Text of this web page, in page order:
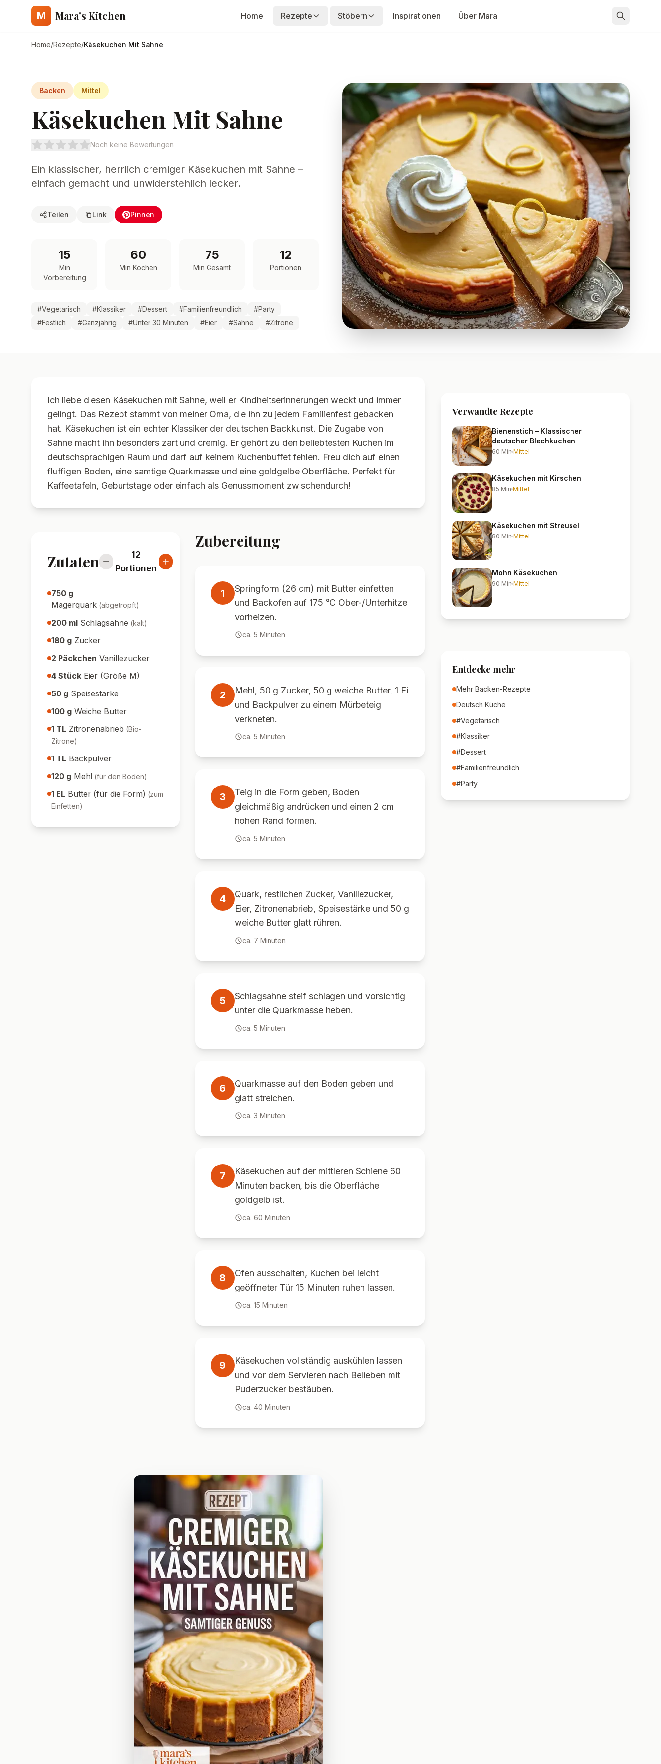
M Mara's Kitchen Home Rezepte Stöbern Inspirationen Über Mara
Home/Rezepte/Käsekuchen Mit Sahne
Backen Mittel
Käsekuchen Mit Sahne
Noch keine Bewertungen
Ein klassischer, herrlich cremiger Käsekuchen mit Sahne –
einfach gemacht und unwiderstehlich lecker.
Teilen Link Pinnen
15
Min
Vorbereitung
60
Min Kochen
75
Min Gesamt
12
Portionen
#Vegetarisch #Klassiker #Dessert #Familienfreundlich #Party
#Festlich #Ganzjährig #Unter 30 Minuten #Eier #Sahne #Zitrone
Ich liebe diesen Käsekuchen mit Sahne, weil er Kindheitserinnerungen weckt und immer
gelingt. Das Rezept stammt von meiner Oma, die ihn zu jedem Familienfest gebacken
hat. Käsekuchen ist ein echter Klassiker der deutschen Backkunst. Die Zugabe von
Sahne macht ihn besonders zart und cremig. Er gehört zu den beliebtesten Kuchen im
deutschsprachigen Raum und darf auf keinem Kuchenbuffet fehlen. Freu dich auf einen
fluffigen Boden, eine samtige Quarkmasse und eine goldgelbe Oberfläche. Perfekt für
Kaffeetafeln, Geburtstage oder einfach als Genussmoment zwischendurch!
Zutaten
12
Portionen
750 g
Magerquark (abgetropft)
200 ml Schlagsahne (kalt)
180 g Zucker
2 Päckchen Vanillezucker
4 Stück Eier (Größe M)
50 g Speisestärke
100 g Weiche Butter
1 TL Zitronenabrieb (Bio-
Zitrone)
1 TL Backpulver
120 g Mehl (für den Boden)
1 EL Butter (für die Form) (zum
Einfetten)
Zubereitung
1
Springform (26 cm) mit Butter einfetten
und Backofen auf 175 °C Ober-/Unterhitze
vorheizen.
ca. 5 Minuten
2
Mehl, 50 g Zucker, 50 g weiche Butter, 1 Ei
und Backpulver zu einem Mürbeteig
verkneten.
ca. 5 Minuten
3
Teig in die Form geben, Boden
gleichmäßig andrücken und einen 2 cm
hohen Rand formen.
ca. 5 Minuten
4
Quark, restlichen Zucker, Vanillezucker,
Eier, Zitronenabrieb, Speisestärke und 50 g
weiche Butter glatt rühren.
ca. 7 Minuten
5
Schlagsahne steif schlagen und vorsichtig
unter die Quarkmasse heben.
ca. 5 Minuten
6
Quarkmasse auf den Boden geben und
glatt streichen.
ca. 3 Minuten
7
Käsekuchen auf der mittleren Schiene 60
Minuten backen, bis die Oberfläche
goldgelb ist.
ca. 60 Minuten
8
Ofen ausschalten, Kuchen bei leicht
geöffneter Tür 15 Minuten ruhen lassen.
ca. 15 Minuten
9
Käsekuchen vollständig auskühlen lassen
und vor dem Servieren nach Belieben mit
Puderzucker bestäuben.
ca. 40 Minuten
Verwandte Rezepte
Bienenstich – Klassischer
deutscher Blechkuchen
60 Min Mittel
Käsekuchen mit Kirschen
85 Min Mittel
Käsekuchen mit Streusel
80 Min Mittel
Mohn Käsekuchen
90 Min Mittel
Entdecke mehr
Mehr Backen-Rezepte
Deutsch Küche
#Vegetarisch
#Klassiker
#Dessert
#Familienfreundlich
#Party